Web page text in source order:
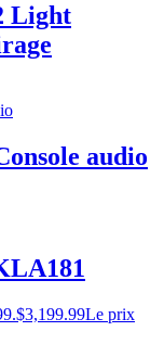
Light
audio
$3,199.99Le prix